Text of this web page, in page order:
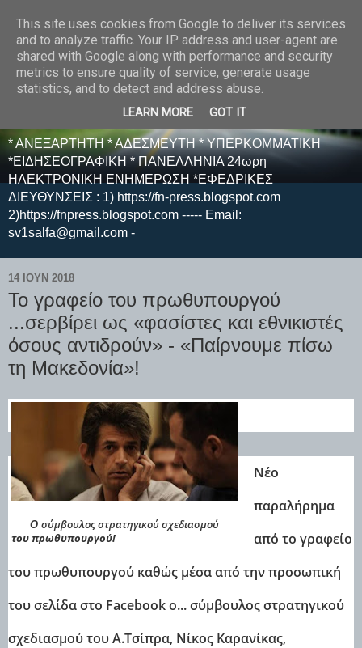
E F E N P R E S S -
ΗΛΕΚΤΡΟΝΙΚΗ
ΕΦΗΜΕΡΙΔΑ
* ΑΝΕΞΑΡΤΗΤΗ * ΑΔΕΣΜΕΥΤΗ * ΥΠΕΡΚΟΜΜΑΤΙΚΗ
*ΕΙΔΗΣΕΟΓΡΑΦΙΚΗ * ΠΑΝΕΛΛΗΝΙΑ 24ωρη
ΗΛΕΚΤΡΟΝΙΚΗ ΕΝΗΜΕΡΩΣΗ *ΕΦΕΔΡΙΚΕΣ
ΔΙΕΥΘΥΝΣΕΙΣ : 1) https://fn-press.blogspot.com
2)https://fnpress.blogspot.com ----- Email:
sv1salfa@gmail.com -
14 ΙΟΥΝ 2018
Το γραφείο του πρωθυπουργού
...σερβίρει ως «φασίστες και εθνικιστές
όσους αντιδρούν» - «Παίρνουμε πίσω
τη Μακεδονία»!
O σύμβουλος στρατηγικού σχεδιασμού
του πρωθυπουργού!
Νέο
παραλήρημα
από το γραφείο
του πρωθυπουργού καθώς μέσα από την προσωπική
του σελίδα στο Facebook ο... σύμβουλος στρατηγικού
σχεδιασμού του Α.Τσίπρα, Νίκος Καρανίκας,
This site uses cookies from Google to deliver its services
and to analyze traffic. Your IP address and user-agent are
shared with Google along with performance and security
metrics to ensure quality of service, generate usage
statistics, and to detect and address abuse.
LEARN MORE GOT IT